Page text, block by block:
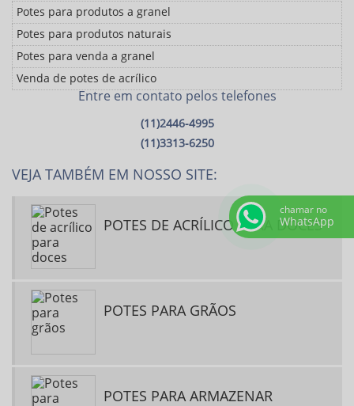
Potes para produtos a granel
Potes para produtos naturais
Potes para venda a granel
Venda de potes de acrílico
Entre em contato pelos telefones
(11)2446-4995
(11)3313-6250
VEJA TAMBÉM EM NOSSO SITE:
POTES DE ACRÍLICO PARA DOCES
POTES PARA GRÃOS
POTES PARA ARMAZENAR
chamar no
WhatsApp